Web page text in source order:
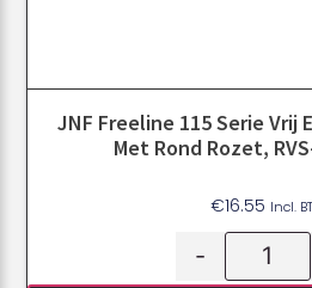
JNF Freeline 115 Serie Vrij
Met Rond Rozet,
€16.55 Incl.
-